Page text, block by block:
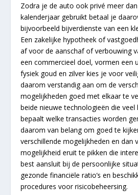
Zodra je de auto ook privé meer
kalenderjaar gebruikt betaal je
bijvoorbeeld bijverdienste van een
Een zakelijke hypotheek of
af voor de aanschaf of verbouwing
een commercieel doel, vormen een
fysiek goud en zilver kies je voor
daarom verstandig aan om de
mogelijkheden goed met elkaar te
beide nieuwe technologieën die veel
bepaalt welke transacties worden
daarom van belang om goed te
verschillende mogelijkheden en dan
mogelijkheid eruit te pikken die
best aansluit bij de persoonlijke
gezonde financiële ratio’s en
procedures voor risicobeheersing.